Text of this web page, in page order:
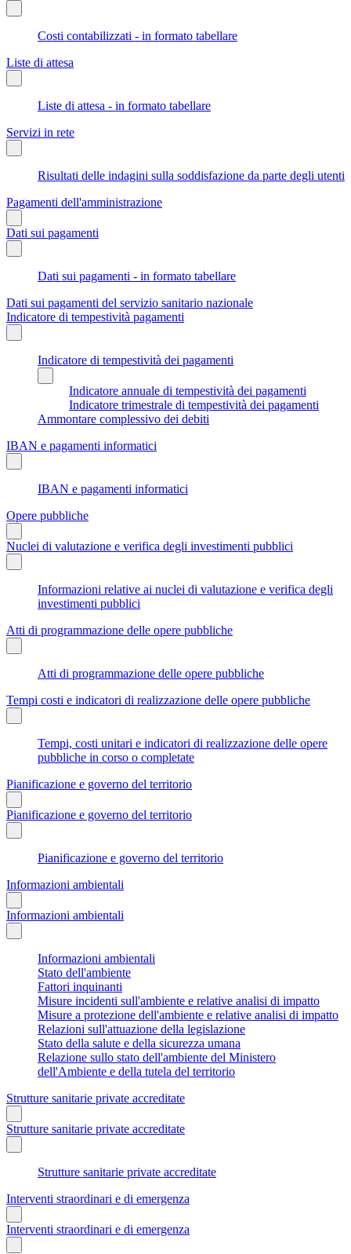
Costi contabilizzati - in formato tabellare
Liste di attesa
Liste di attesa - in formato tabellare
Servizi in rete
Risultati delle indagini sulla soddisfazione da parte degli utenti
Pagamenti dell'amministrazione
Dati sui pagamenti
Dati sui pagamenti - in formato tabellare
Dati sui pagamenti del servizio sanitario nazionale
Indicatore di tempestività pagamenti
Indicatore di tempestività dei pagamenti
Indicatore annuale di tempestività dei pagamenti
Indicatore trimestrale di tempestività dei pagamenti
Ammontare complessivo dei debiti
IBAN e pagamenti informatici
IBAN e pagamenti informatici
Opere pubbliche
Nuclei di valutazione e verifica degli investimenti pubblici
Informazioni relative ai nuclei di valutazione e verifica degli
investimenti pubblici
Atti di programmazione delle opere pubbliche
Atti di programmazione delle opere pubbliche
Tempi costi e indicatori di realizzazione delle opere pubbliche
Tempi, costi unitari e indicatori di realizzazione delle opere
pubbliche in corso o completate
Pianificazione e governo del territorio
Pianificazione e governo del territorio
Pianificazione e governo del territorio
Informazioni ambientali
Informazioni ambientali
Informazioni ambientali
Stato dell'ambiente
Fattori inquinanti
Misure incidenti sull'ambiente e relative analisi di impatto
Misure a protezione dell'ambiente e relative analisi di impatto
Relazioni sull'attuazione della legislazione
Stato della salute e della sicurezza umana
Relazione sullo stato dell'ambiente del Ministero
dell'Ambiente e della tutela del territorio
Strutture sanitarie private accreditate
Strutture sanitarie private accreditate
Strutture sanitarie private accreditate
Interventi straordinari e di emergenza
Interventi straordinari e di emergenza